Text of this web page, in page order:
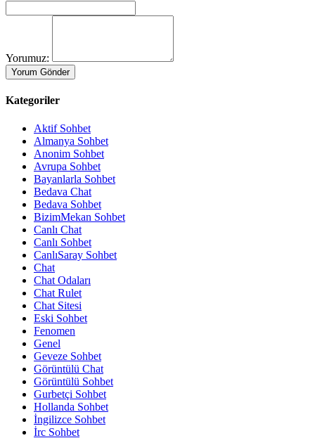
Yorumuz:
Kategoriler
Aktif Sohbet
Almanya Sohbet
Anonim Sohbet
Avrupa Sohbet
Bayanlarla Sohbet
Bedava Chat
Bedava Sohbet
BizimMekan Sohbet
Canlı Chat
Canlı Sohbet
CanlıSaray Sohbet
Chat
Chat Odaları
Chat Rulet
Chat Sitesi
Eski Sohbet
Fenomen
Genel
Geveze Sohbet
Görüntülü Chat
Görüntülü Sohbet
Gurbetçi Sohbet
Hollanda Sohbet
İngilizce Sohbet
İrc Sohbet